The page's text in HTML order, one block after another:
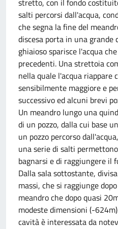
salti percorsi dall'acqua,
che segna la fine del
discesa porta in una grande
ghiaioso sparisce l'acqua
precedenti. Una strettoia
nella quale l'acqua riappare
sensibilmente maggiore e
successivo ed alcuni brevi
Un meandro lungo una
di un pozzo, dalla cui base
un pozzo percorso
una serie di salti
bagnarsi e di raggiungere il
Dalla sala sottostante,
massi, che si raggiunge
meandro che dopo quasi
modeste dimensioni (-
cavità è interessata da